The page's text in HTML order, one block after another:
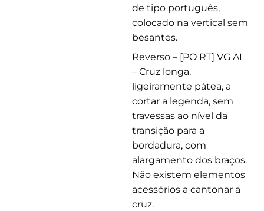
de tipo português,
colocado na vertical sem
besantes.
Reverso – [PO RT] VG AL
– Cruz longa,
ligeiramente pátea, a
cortar a legenda, sem
travessas ao nível da
transição para a
bordadura, com
alargamento dos braços.
Não existem elementos
acessórios a cantonar a
cruz.